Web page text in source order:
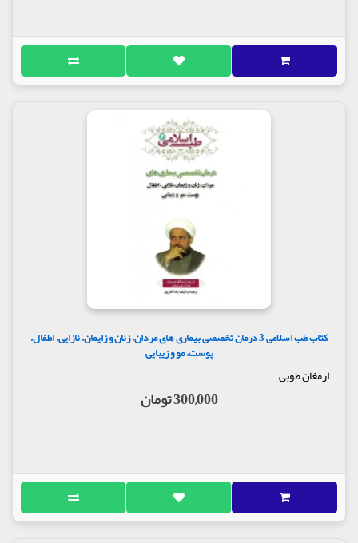
کتاب طب اسلامی 3 درمان تخصصی بیماری های مردان، زنان و زایمان، نازایی، اطفال،
پوست، مو و زیبایی
ارمغان طوبی
300,000 تومان